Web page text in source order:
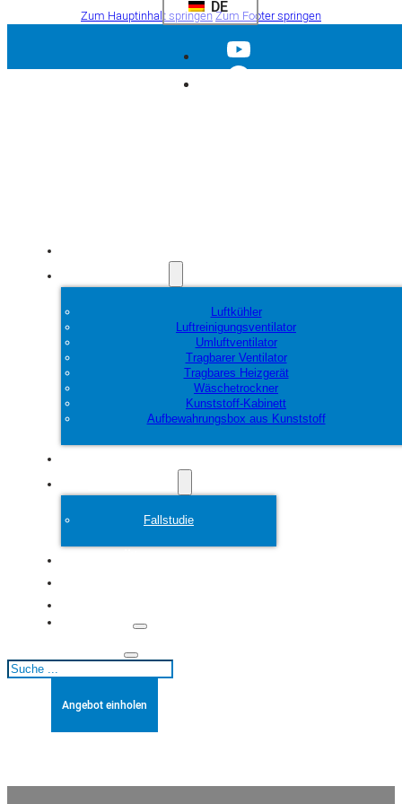
Zum Hauptinhalt springenZum Footer springen
DE
Luftkühler
Luftreinigungsventilator
Umluftventilator
Tragbarer Ventilator
Tragbares Heizgerät
Wäschetrockner
Kunststoff-Kabinett
Aufbewahrungsbox aus Kunststoff
Fallstudie
Suchen
Angebot einholen